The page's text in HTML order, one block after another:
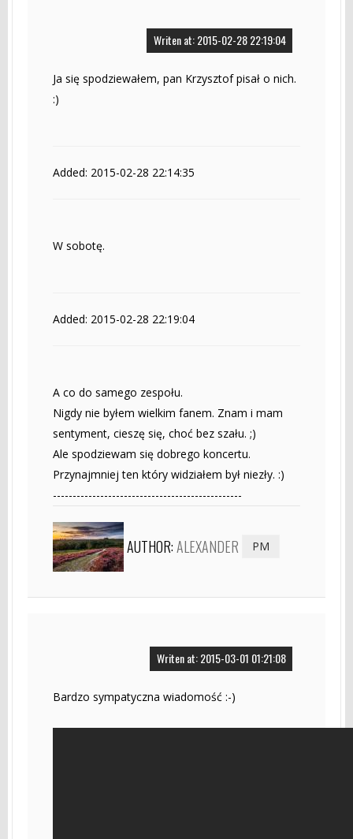
Writen at: 2015-02-28 22:19:04
Ja się spodziewałem, pan Krzysztof pisał o nich.
:)
Added: 2015-02-28 22:14:35
W sobotę.
Added: 2015-02-28 22:19:04
A co do samego zespołu.
Nigdy nie byłem wielkim fanem. Znam i mam
sentyment, cieszę się, choć bez szału. ;)
Ale spodziewam się dobrego koncertu.
Przynajmniej ten który widziałem był niezły. :)
------------------------------------------------
AUTHOR:ALEXANDER PM
Writen at: 2015-03-01 01:21:08
Bardzo sympatyczna wiadomość :-)